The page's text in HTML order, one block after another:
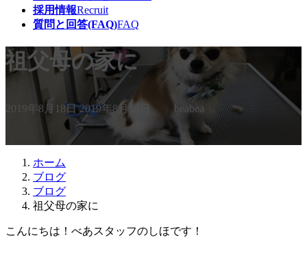
採用情報Recruit
質問と回答(FAQ)FAQ
祖父母の家に
2019年8月18日終
更
2019年8月18日 beabea
ホーム
ブログ
ブログ
祖父母の家に
こんにちは！べあスタッフのしほです！